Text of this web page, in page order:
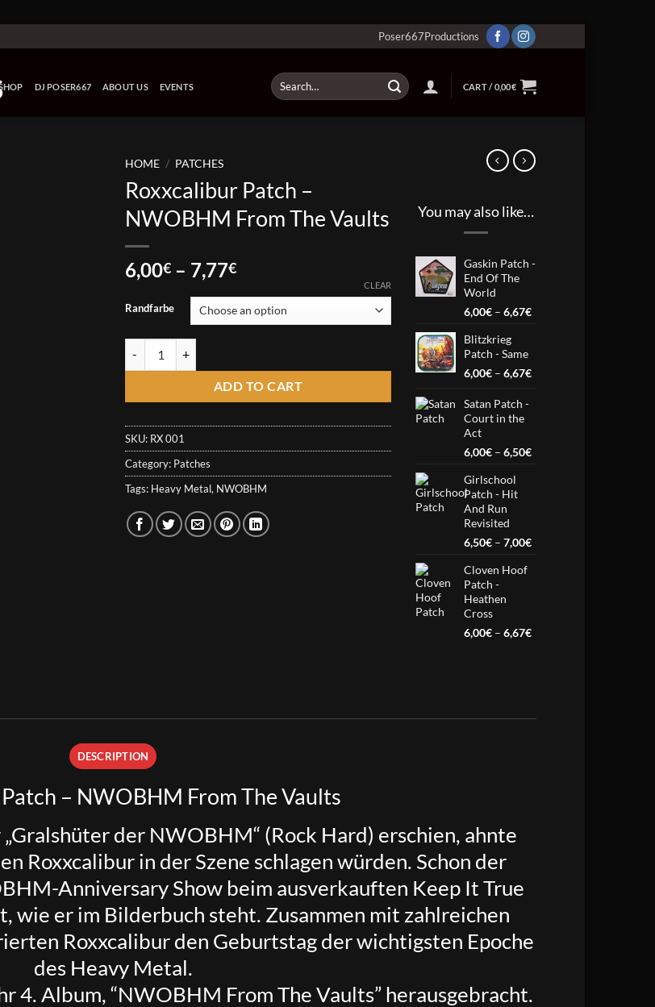
Poser667Productions
DJ POSER667 ABOUT US EVENTS
Search
for:
CART /0,00€
HOME / PATCHES
Roxxcalibur Patch –
NWOBHM From The Vaults
6,00€ – 7,77€Price
6,00€
through
Randfarbe
CLEAR
ADD TO CART
SKU: RX 001
Category: Patches
Tags: Heavy Metal, NWOBHM
You may also like…
Gaskin Patch -
End Of The
World
6,00€ – 6,67€Price
6,67€
Blitzkrieg
Patch - Same
6,00€ – 6,67€Price
Satan Patch -
Court in the
Act
6,00€ – 6,50€Price
Girlschool
Patch - Hit
And Run
Revisited
6,50€ – 7,00€Price
Cloven Hoof
Patch -
Heathen
Cross
6,00€ – 6,67€Price
DESCRIPTION
– NWOBHM From The Vaults
der NWOBHM“ (Rock Hard) erschien, ahnte
Roxxcalibur in der Szene schlagen würden. Schon der
Anniversary Show beim ausverkauften Keep It True
wie er im Bilderbuch steht. Zusammen mit zahlreichen
Roxxcalibur den Geburtstag der wichtigsten Epoche
des Heavy Metal.
4. Album, “NWOBHM From The Vaults” herausgebracht.